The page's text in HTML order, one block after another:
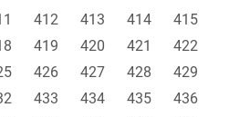
412 413 414
415
419 420 421
422
426 427 428
429
433 434 435
436